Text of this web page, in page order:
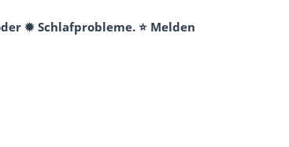
✹ Schlafprobleme. ⭐ Melden